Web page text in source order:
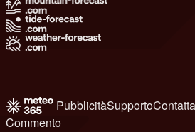
PubblicitàSupporto
Commento